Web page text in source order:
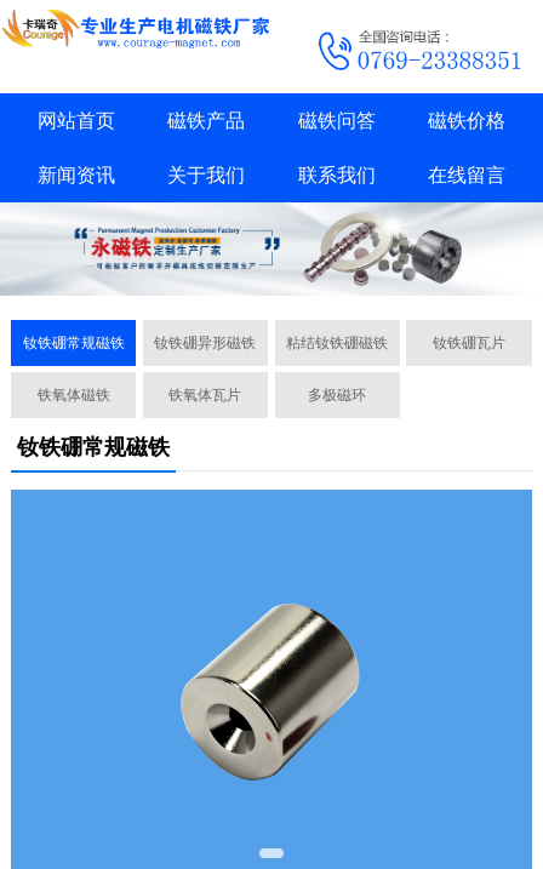
网站首页 磁铁产品 磁铁问答 磁铁价格
新闻资讯 关于我们 联系我们 在线留言
钕铁硼常规磁铁 钕铁硼异形磁铁 粘结钕铁硼磁铁 钕铁硼瓦片
铁氧体磁铁 铁氧体瓦片 多极磁环
钕铁硼常规磁铁